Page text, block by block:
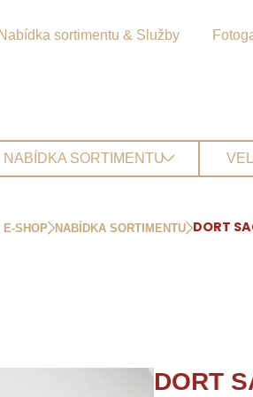
Nabídka sortimentu & Služby
NABÍDKA SORTIMENTU
E-SHOP NABÍDKA SORTIMENTU DORT
DORT